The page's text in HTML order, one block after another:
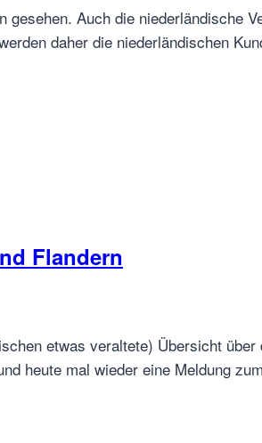
gesehen. Auch die niederländische
daher die niederländischen
Flandern
etwas veraltete) Übersicht über
heute mal wieder eine Meldung